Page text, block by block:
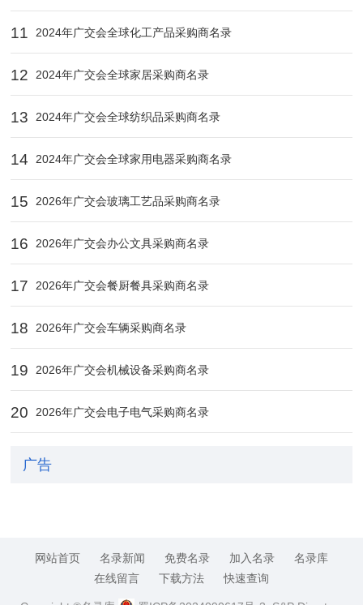
11 2024年广交会全球化工产品采购商名录
12 2024年广交会全球家居采购商名录
13 2024年广交会全球纺织品采购商名录
14 2024年广交会全球家用电器采购商名录
15 2026年广交会玻璃工艺品采购商名录
16 2026年广交会办公文具采购商名录
17 2026年广交会餐厨餐具采购商名录
18 2026年广交会车辆采购商名录
19 2026年广交会机械设备采购商名录
20 2026年广交会电子电气采购商名录
广告
网站首页 名录新闻 免费名录 加入名录
名录库
在线留言
下载方法 快速查询